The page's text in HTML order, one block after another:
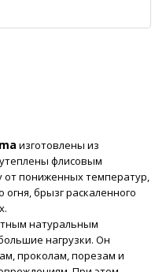
изготовлены из
флисовым
пониженных температур,
огня, брызг раскаленного
натуральным
нагрузки. Он
проколам, порезам и